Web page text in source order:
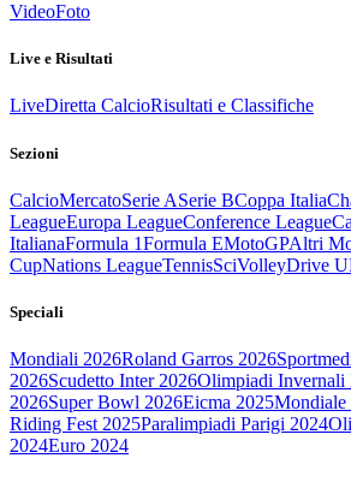
VideoFoto
Live e Risultati
LiveDiretta CalcioRisultati e Classifiche
Sezioni
CalcioMercatoSerie ASerie BCoppa Italia
LeagueEuropa LeagueConference League
ItalianaFormula 1Formula EMotoGPAltri
CupNations LeagueTennisSciVolleyDrive
Speciali
Mondiali 2026Roland Garros 2026
2026Scudetto Inter 2026Olimpiadi Invernali
2026Super Bowl 2026Eicma 2025Mondiale
Riding Fest 2025Paralimpiadi Parigi 2024
2024Euro 2024